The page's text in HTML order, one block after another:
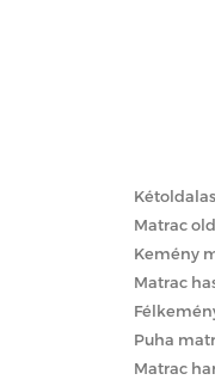
Matrac
Kemény
Matrac
Puha
Matrac